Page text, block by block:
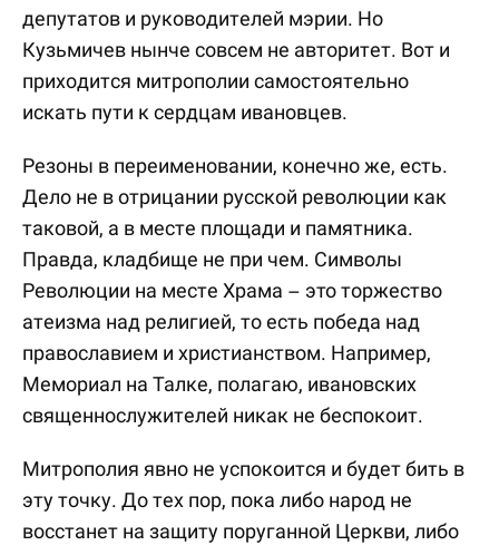
депутатов и руководителей мэрии. Но
Кузьмичев нынче совсем не авторитет. Вот и
приходится митрополии самостоятельно
искать пути к сердцам ивановцев.
Резоны в переименовании, конечно же, есть.
Дело не в отрицании русской революции как
таковой, а в месте площади и памятника.
Правда, кладбище не при чем. Символы
Революции на месте Храма – это торжество
атеизма над религией, то есть победа над
православием и христианством. Например,
Мемориал на Талке, полагаю, ивановских
священнослужителей никак не беспокоит.
Митрополия явно не успокоится и будет бить в
эту точку. До тех пор, пока либо народ не
восстанет на защиту поруганной Церкви, либо